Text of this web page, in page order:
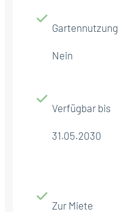
Gartennutzung
Nein
Verfügbar bis
31.05.2030
Zur Miete